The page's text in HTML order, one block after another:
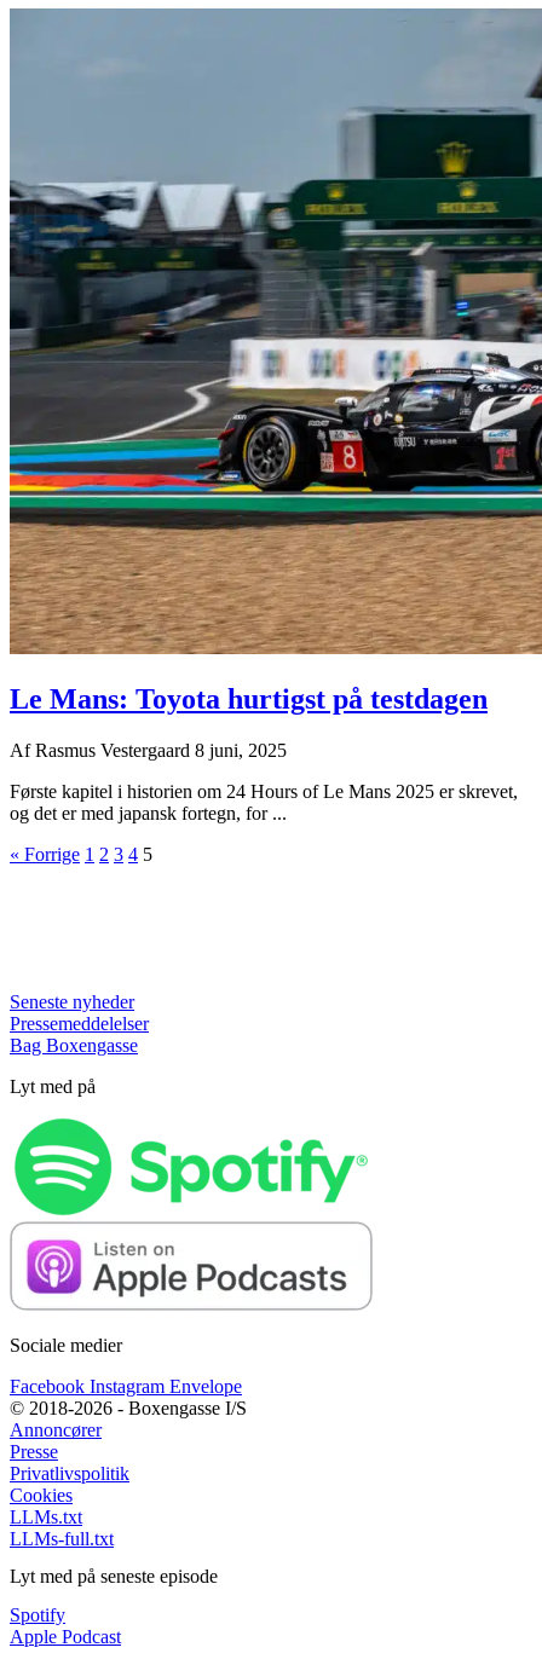
Le Mans: Toyota hurtigst på testdagen
AfRasmus Vestergaard 8 juni, 2025
Første kapitel i historien om 24 Hours of Le Mans 2025 er skrevet,
og det er med japansk fortegn, for ...
« Forrige 1 2 3 4 5
Seneste nyheder
Pressemeddelelser
Bag Boxengasse
Lyt med på
Sociale medier
Facebook Instagram Envelope
© 2018-2026 - Boxengasse I/S
Annoncører
Presse
Privatlivspolitik
Cookies
LLMs.txt
LLMs-full.txt
Lyt med på seneste episode
Spotify
Apple Podcast